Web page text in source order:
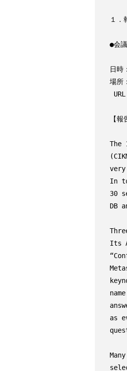
１．
●会
日時
場所
【
The
In
30
DB
Its
as